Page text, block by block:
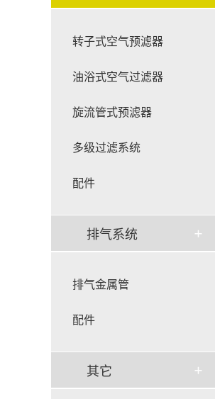
转子式空气预滤器
油浴式空气过滤器
旋流管式预滤器
多级过滤系统
配件
排气系统
排气金属管
配件
其它